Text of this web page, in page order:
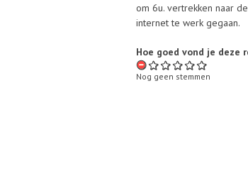
om 6u. vertrekken naar
internet te werk gegaan.
Hoe goed vond je deze
Nog geen stemmen